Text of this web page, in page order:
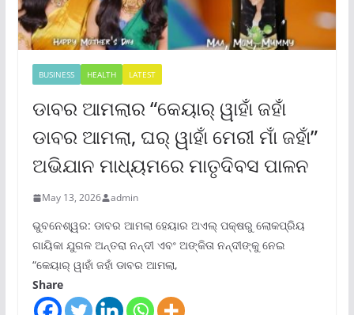
BUSINESS HEALTH LATEST
ଡାବର ଆମଲାର “କେୟାର୍ ୱାହାଁ ଜହାଁ
ଡାବର ଆମଲା, ଘର୍ ୱାହାଁ ମେରୀ ମାଁ ଜହାଁ”
ଅଭିଯାନ ମାଧ୍ୟମରେ ମାତୃଦିବସ ପାଳନ
May 13, 2026 admin
ଭୁବନେଶ୍ୱର: ଡାବର ଆମଲା ହେୟାର ଅଏଲ୍ ପକ୍ଷରୁ ଲୋକପ୍ରିୟ
ଗାୟିକା ଯୁଗଳ ଅନ୍ତରା ନନ୍ଦୀ ଏବଂ ଅଙ୍କିତା ନନ୍ଦୀଙ୍କୁ ନେଇ
“କେୟାର୍ ୱାହାଁ ଜହାଁ ଡାବର ଆମଲା,
Share